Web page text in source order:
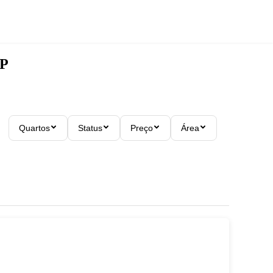
Quartos Status Preço Área